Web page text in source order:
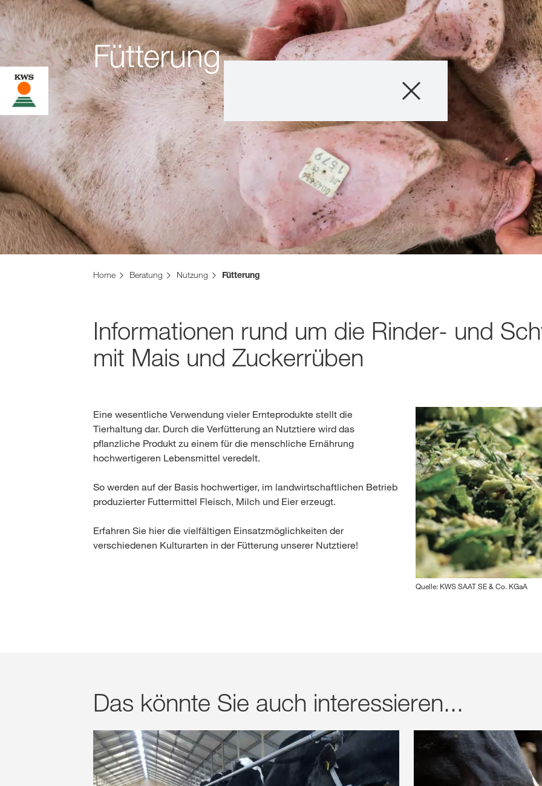
Produkte
Beratung
Stories & Events
Digitale Services
Über uns
Exklusiver
der KWS
kws.com/
Sie befinden sich auf der KWS Website für Österreich. Für diese Seite existiert eine alternative Seite für Ihr Land:
Home Beratung Nutzung Fütterung
Fütterung
Informationen rund um die Rinder- und
mit Mais und Zuckerrüben
Eine wesentliche Verwendung vieler Ernteprodukte stellt die
Tierhaltung dar. Durch die Verfütterung an Nutztiere wird das
pflanzliche Produkt zu einem für die menschliche Ernährung
hochwertigeren Lebensmittel veredelt.
So werden auf der Basis hochwertiger, im landwirtschaftlichen Betrieb
produzierter Futtermittel Fleisch, Milch und Eier erzeugt.
Erfahren Sie hier die vielfältigen Einsatzmöglichkeiten der
verschiedenen Kulturarten in der Fütterung unserer Nutztiere!
Quelle: KWS SAAT SE & Co. KGaA
Das könnte Sie auch interessieren...